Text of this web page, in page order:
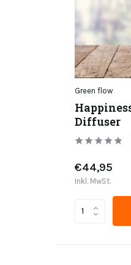
Green flow
Diffuser
€44,95
Inkl. MwSt.